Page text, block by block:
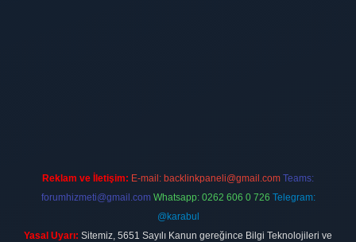
Reklam ve İletişim: E-mail: backlinkpaneli@gmail.com Teams:
forumhizmeti@gmail.com Whatsapp: 0262 606 0 726 Telegram:
@karabul
Yasal Uyarı: Sitemiz, 5651 Sayılı Kanun gereğince Bilgi Teknolojileri ve